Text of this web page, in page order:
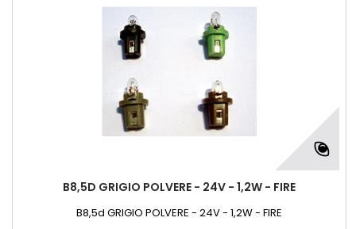
B8,5D GRIGIO POLVERE - 24V - 1,2W - FIRE
B8,5d GRIGIO POLVERE - 24V - 1,2W - FIRE